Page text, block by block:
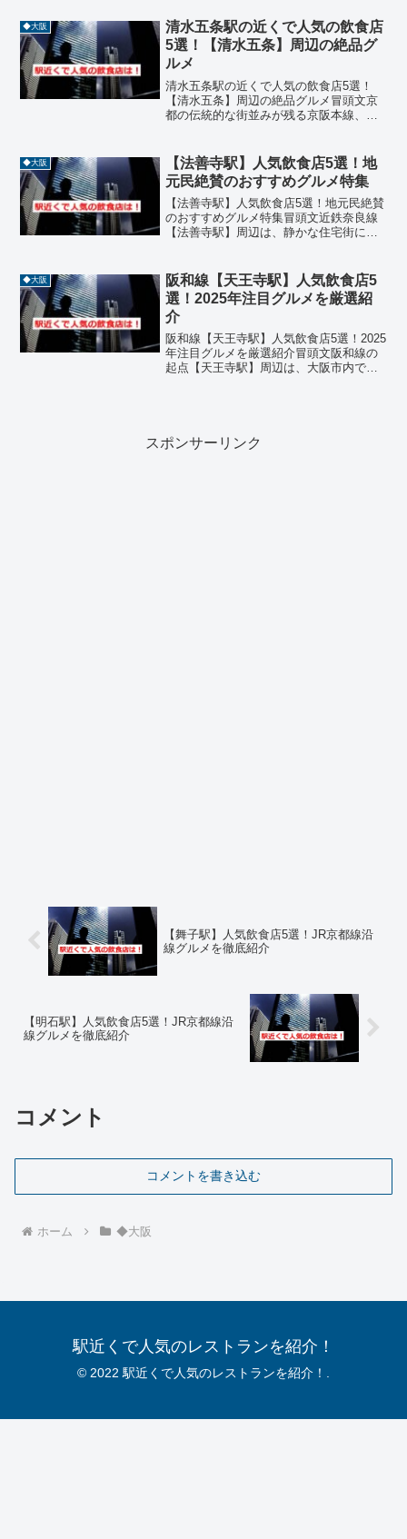
の人々に愛される飲食店が点在していま
す。今回は、【河内山本駅...
◆大阪
清水五条駅の近くで人気の飲食店
5選！【清水五条】周辺の絶品グ
ルメ
清水五条駅の近くで人気の飲食店5選！
【清水五条】周辺の絶品グルメ冒頭文京
都の伝統的な街並みが残る京阪本線、清
アです。観光の中心地である祇園や河原
町から徒歩圏内でありなが...
◆大阪
【法善寺駅】人気飲食店5選！地
元民絶賛のおすすめグルメ特集
【法善寺駅】人気飲食店5選！地元民絶賛
のおすすめグルメ特集冒頭文近鉄奈良線
【法善寺駅】周辺は、静かな住宅街に囲
徒歩圏内には、イタリアン、フレンチ、
カフェ、ケーキ店、割烹...
◆大阪
阪和線【天王寺駅】人気飲食店5
選！2025年注目グルメを厳選紹
介
阪和線【天王寺駅】人気飲食店5選！2025
年注目グルメを厳選紹介冒頭文阪和線の
起点【天王寺駅】周辺は、大阪市内でも
スポンサーリンク
【舞子駅】人気飲食店5選！JR京都線沿
線グルメを徹底紹介
【明石駅】人気飲食店5選！JR京都線沿
線グルメを徹底紹介
コメント
コメントを書き込む
ホーム ◆大阪
駅近くで人気のレストランを紹介！
© 2022 駅近くで人気のレストランを紹介！.